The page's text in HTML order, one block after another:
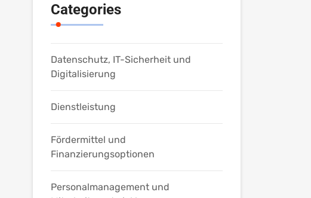
Categories
Datenschutz, IT-Sicherheit und
Digitalisierung
Dienstleistung
Fördermittel und
Finanzierungsoptionen
Personalmanagement und